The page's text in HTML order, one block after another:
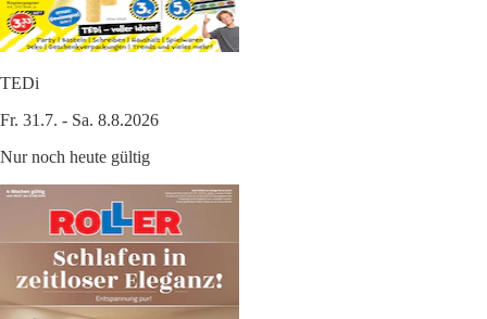
TEDi
Fr. 31.7. - Sa. 8.8.2026
Nur noch heute gültig